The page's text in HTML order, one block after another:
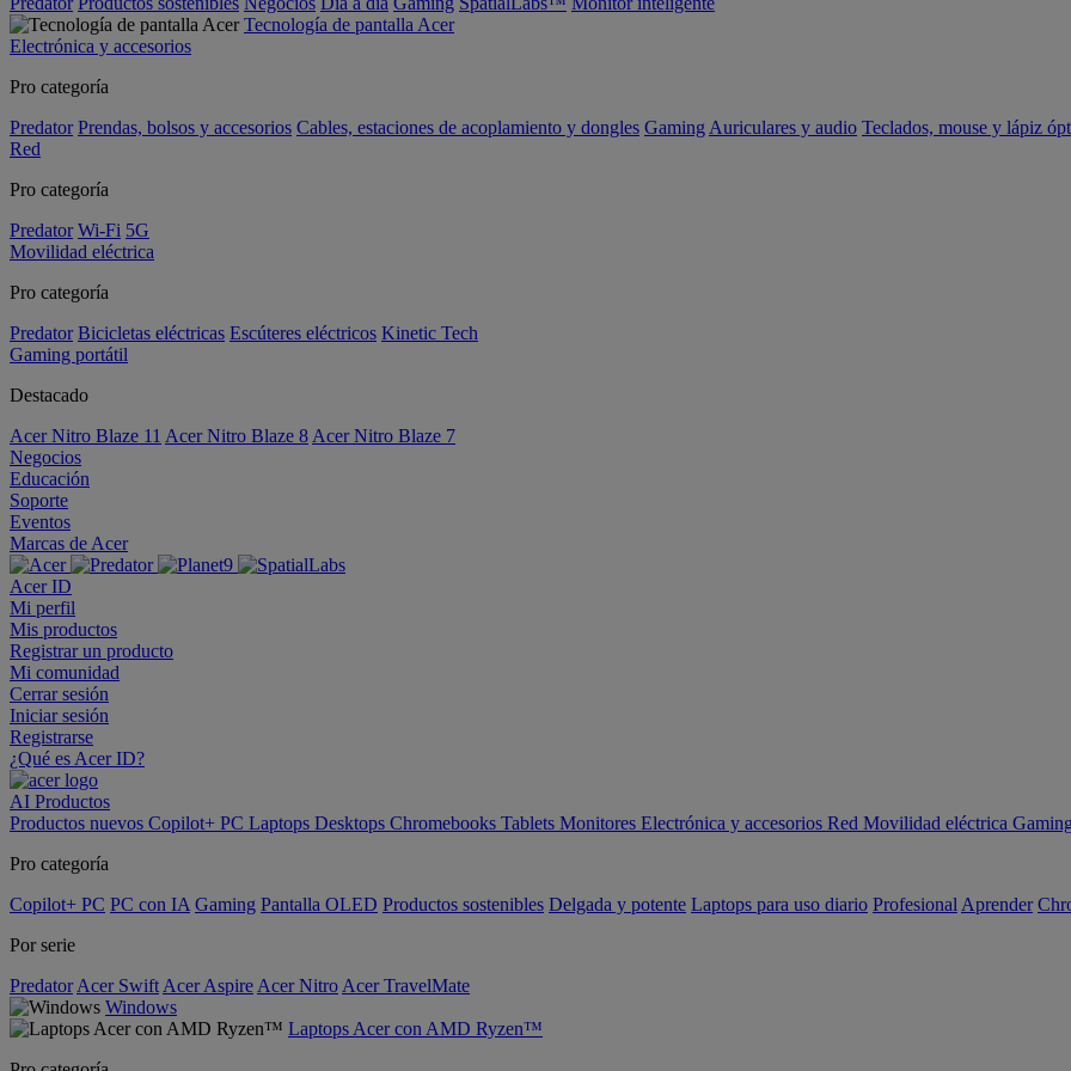
Tecnología de pantalla Acer
Electrónica y accesorios
Pro categoría
Predator Prendas, bolsos y accesorios Cables, estaciones de acoplamiento y dongles Gaming Auriculares y audio Teclados, mouse y lápiz
Red
Pro categoría
Predator Wi-Fi 5G
Movilidad eléctrica
Pro categoría
Predator Bicicletas eléctricas Escúteres eléctricos Kinetic Tech
Gaming portátil
Destacado
Acer Nitro Blaze 11 Acer Nitro Blaze 8 Acer Nitro Blaze 7
Negocios
Educación
Soporte
Eventos
Marcas de Acer
Acer ID
Mi perfil
Mis productos
Registrar un producto
Mi comunidad
Cerrar sesión
Iniciar sesión
Registrarse
¿Qué es Acer ID?
AI Productos
Productos nuevos Copilot+ PC Laptops Desktops Chromebooks Tablets Monitores Electrónica y accesorios Red Movilidad eléctrica
Pro categoría
Copilot+ PC PC con IA Gaming Pantalla OLED Productos sostenibles Delgada y potente Laptops para uso diario Profesional Aprender
Por serie
Predator Acer Swift Acer Aspire Acer Nitro Acer TravelMate
Windows
Laptops Acer con AMD Ryzen™